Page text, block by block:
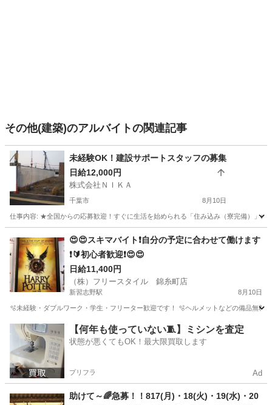
その他(建築)のアルバイトの関連記事
未経験OK！建設サポートスタッフの募集
日給12,000円
株式会社ＮＩＫＡ
千葉市 8月10日
仕事内容: ★全国からの応募歓迎！すぐに生活を始められる「住み込み（寮完備）」
建築 スタッフ
😍😍スキマバイト❗自分の予定に合わせて働けます
❗🔰初心者歓迎❗😍😍
日給11,400円
（株）フリースタイル 錦糸町店
新習志野駅 8月10日
🫧未経験・ダブルワーク・学生・フリーター歓迎です！ 🫧ヘルメットなどの備品無
千葉 習志野市 新習志野駅 建築 ネット
【何年も使っていない🧵】ミシンを査定
状態が悪くてもOK！最大限買取します
プリフラ Ad
助けて～🌈急募！！817(月)・18(火)・19(水)・20